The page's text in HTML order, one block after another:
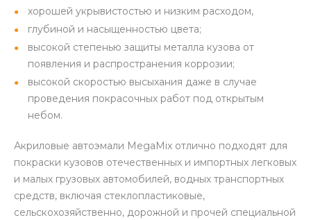
хорошей укрывистостью и низким расходом,
глубиной и насыщенностью цвета;
высокой степенью защиты металла кузова от
появления и распространения коррозии;
высокой скоростью высыхания даже в случае
проведения покрасочных работ под открытым
небом.
Акриловые автоэмали MegaMix отлично подходят для
покраски кузовов отечественных и импортных легковых
и малых грузовых автомобилей, водных транспортных
средств, включая стеклопластиковые,
сельскохозяйственно, дорожной и прочей специальной